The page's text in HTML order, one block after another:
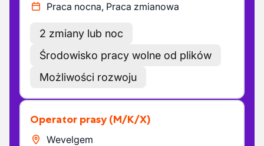
Praca nocna, Praca zmianowa
2 zmiany lub noc
Środowisko pracy wolne od plików
Możliwości rozwoju
Operator prasy (M/K/X)
Wevelgem